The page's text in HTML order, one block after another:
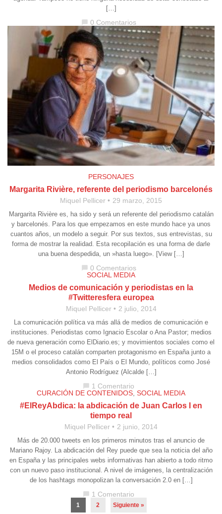
[…]
chat_bubble 0 Comentarios
PERSONAJES
Margarita Rivière, referente del periodismo barcelonés
Miquel Pellicer 29 marzo, 2015
Margarita Rivière es, ha sido y será un referente del periodismo catalán
y barcelonés. Para los que empezamos en este mundo hace ya unos
cuantos años, un modelo a seguir. Por sus textos, sus entrevistas, su
forma de mostrar la realidad. Esta recopilación es una forma de darle
una buena despedida, un »hasta luego». [View […]
0 Comentarios
SOCIAL MEDIA
Medios de comunicación y periodistas en la
#Twitteresfera europea
Miquel Pellicer 2 julio, 2014
La comunicación política va más allá de medios de comunicación e
instituciones. Periodistas como Ignacio Escolar o Ana Pastor; medios
de nueva generación como ElDiario.es; y movimientos sociales como el
15M o el proceso catalán comparten protagonismo en España junto a
medios consolidados como El País o El Mundo, políticos como José
Antonio Rodríguez (Alcalde […]
1 Comentario
CURACIÓN DE CONTENIDOS SOCIAL MEDIA
#ElReyAbdica: la abdicación de Juan Carlos I en
tiempo real
Miquel Pellicer 2 junio, 2014
Más de 20.000 tweets en los primeros minutos tras el anuncio de
Mariano Rajoy. La abdicación del Rey puede que sea la noticia del año
en España y las principales webs informativas han abierto a todo ritmo
con un nuevo paso institucional. A nivel de imágenes, la centralización
de los hashtags monopolizan la conversación 2.0 en […]
1 Comentario
1 2 Siguiente »